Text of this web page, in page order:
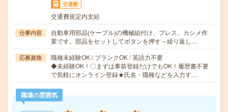
交通費
交通費規定内支給
仕事内容
自動車用部品(ケーブル)の機械組付け、プレス、カシメ作
業です。部品をセットしてボタンを押す～繰り返し…
応募資格
職種未経験OK / ブランクOK / 英語力不要
◆未経験OK！〇まずは事前登録だけでもOK！履歴書不要
で気軽にオンライン登録★氏名・職種などを入力す…
職場の雰囲気